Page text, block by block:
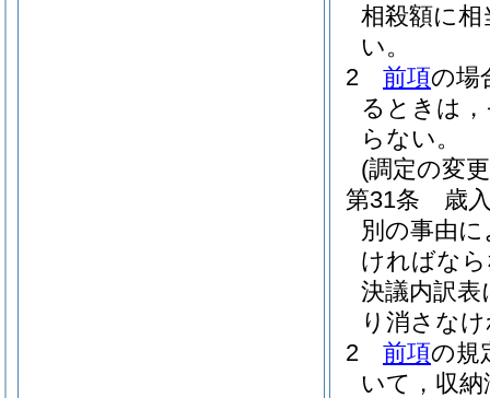
相殺額に
い。
2
前項の場
るときは
らない。
(調定の変
第31条
歳
別の事由
ければな
決議内訳
り消さな
2
前項の規
いて，収